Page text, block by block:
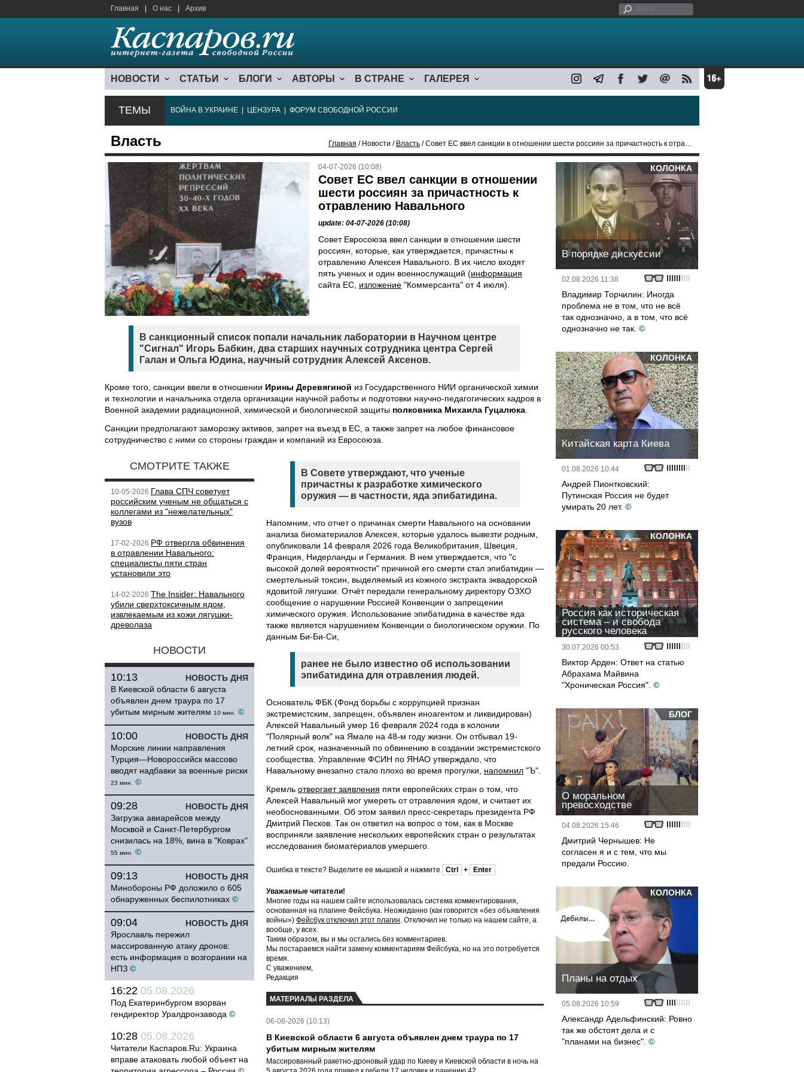
Главная О нас Архив
НОВОСТИ СТАТЬИ БЛОГИ АВТОРЫ В СТРАНЕ ГАЛЕРЕЯ
ТЕМЫ ВОЙНА В УКРАИНЕ ЦЕНЗУРА ФОРУМ СВОБОДНОЙ РОССИИ
Власть Главная / Новости / Власть / Совет ЕС ввел санкции в отношении шести россиян за причастность к отравлению Навального
04-07-2026 (10:08)
Совет ЕС ввел санкции в отношении
шести россиян за причастность к
отравлению Навального
update: 04-07-2026 (10:08)
Совет Евросоюза ввел санкции в отношении шести
россиян, которые, как утверждается, причастны к
отравлению Алексея Навального. В их число входят
пять ученых и один военнослужащий (информация
сайта ЕС, изложение "Коммерсанта" от 4 июля).
В санкционный список попали начальник лаборатории в Научном центре
"Сигнал" Игорь Бабкин, два старших научных сотрудника центра Сергей
Галан и Ольга Юдина, научный сотрудник Алексей Аксенов.
Кроме того, санкции ввели в отношении Ирины Деревягиной из Государственного НИИ органической химии
и технологии и начальника отдела организации научной работы и подготовки научно-педагогических кадров в
Военной академии радиационной, химической и биологической защиты полковника Михаила Гуцалюка
Санкции предполагают заморозку активов, запрет на въезд в ЕС, а также запрет на любое финансовое
сотрудничество с ними со стороны граждан и компаний из Евросоюза.
СМОТРИТЕ ТАКЖЕ
10-05-2026 Глава СПЧ советует
российским ученым не общаться с
коллегами из "нежелательных"
вузов
17-02-2026 РФ отвергла обвинения
в отравлении Навального:
специалисты пяти стран
установили это
14-02-2026 The Insider: Навального
убили сверхтоксичным ядом,
извлекаемым из кожи лягушки-
древолаза
НОВОСТИ
НОВОСТЬ ДНЯ
10:13
В Киевской области 6 августа
объявлен днем траура по 17
убитым мирным жителям 10 мин. ©
НОВОСТЬ ДНЯ
10:00
Морские линии направления
Турция—Новороссийск массово
вводят надбавки за военные риски
23 мин. ©
НОВОСТЬ ДНЯ
09:28
Загрузка авиарейсов между
Москвой и Санкт-Петербургом
снизилась на 18%, вина в "Коврах"
55 мин. ©
НОВОСТЬ ДНЯ
09:13
Минобороны РФ доложило о 605
обнаруженных беспилотниках ©
НОВОСТЬ ДНЯ
09:04
Ярославль пережил
массированную атаку дронов:
есть информация о возгорании на
НПЗ ©
16:22 05.08.2026
Под Екатеринбургом взорван
гендиректор Уралдронзавода ©
10:28 05.08.2026
Читатели Каспаров.Ru: Украина
вправе атаковать любой объект на
В Совете утверждают, что ученые
причастны к разработке химического
оружия — в частности, яда эпибатидина.
Напомним, что отчет о причинах смерти Навального на основании
анализа биоматериалов Алексея, которые удалось вывезти родным,
опубликовали 14 февраля 2026 года Великобритания, Швеция,
Франция, Нидерланды и Германия. В нем утверждается, что "с
высокой долей вероятности" причиной его смерти стал эпибатидин —
смертельный токсин, выделяемый из кожного экстракта эквадорской
ядовитой лягушки. Отчёт передали генеральному директору ОЗХО
сообщение о нарушении Россией Конвенции о запрещении
химического оружия. Использование эпибатидина в качестве яда
также является нарушением Конвенции о биологическом оружии. По
данным Би-Би-Си,
ранее не было известно об использовании
эпибатидина для отравления людей.
Основатель ФБК (Фонд борьбы с коррупцией признан
экстремистским, запрещен, объявлен иноагентом и ликвидирован)
Алексей Навальный умер 16 февраля 2024 года в колонии
"Полярный волк" на Ямале на 48-м году жизни. Он отбывал 19-
летний срок, назначенный по обвинению в создании экстремистского
сообщества. Управление ФСИН по ЯНАО утверждало, что
Навальному внезапно стало плохо во время прогулки, напомнил "Ъ".
Кремль отвергает заявления пяти европейских стран о том, что
Алексей Навальный мог умереть от отравления ядом, и считает их
необоснованными. Об этом заявил пресс-секретарь президента РФ
Дмитрий Песков. Так он ответил на вопрос о том, как в Москве
восприняли заявление нескольких европейских стран о результатах
исследования биоматериалов умершего.
Ошибка в тексте? Выделите ее мышкой и нажмите Ctrl + Enter
Уважаемые читатели!
Многие годы на нашем сайте использовалась система комментирования,
основанная на плагине Фейсбука. Неожиданно (как говорится «без объявления
войны») Фейсбук отключил этот плагин. Отключил не только на нашем сайте, а
вообще, у всех.
Таким образом, вы и мы остались без комментариев.
Мы постараемся найти замену комментариям Фейсбука, но на это потребуется
время.
С уважением,
Редакция
МАТЕРИАЛЫ РАЗДЕЛА
06-08-2026 (10:13)
В Киевской области 6 августа объявлен днем траура по 17
убитым мирным жителям
Массированный ракетно-дроновый удар по Киеву и Киевской области в ночь на
КОЛОНКА
В порядке дискуссии
02.08.2026 11:38
Владимир Торчилин: Иногда
проблема не в том, что не всё
так однозначно, а в том, что всё
однозначно не так. ©
КОЛОНКА
Китайская карта Киева
01.08.2026 10:44
Андрей Пионтковский:
Путинская Россия не будет
умирать 20 лет. ©
КОЛОНКА
Россия как историческая
система – и свобода
русского человека
30.07.2026 00:53
Виктор Арден: Ответ на статью
Абрахама Майвина
"Хроническая Россия". ©
БЛОГ
О моральном
превосходстве
04.08.2026 15:46
Дмитрий Чернышев: Не
согласен я и с тем, что мы
предали Россию.
КОЛОНКА
Планы на отдых
05.08.2026 10:59
Александр Адельфинский: Ровно
так же обстоят дела и с
"планами на бизнес". ©